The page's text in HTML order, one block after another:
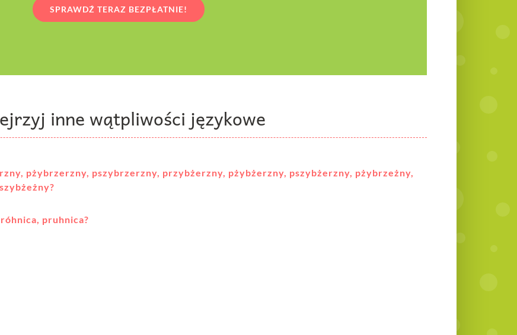
SPRAWDŹ TERAZ BEZPŁATNIE!
inne wątpliwości językowe
pżybrzerzny, pszybrzerzny, przybżerzny, pżybżerzny, pszybżerzny, pżybrzeżny,
pruhnica?